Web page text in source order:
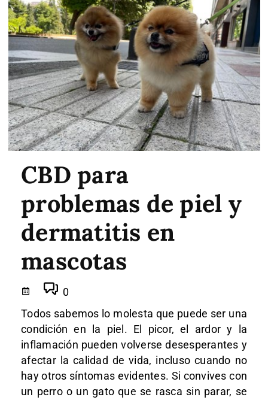
CBD para
problemas de piel y
dermatitis en
mascotas
0
Todos sabemos lo molesta que puede ser una
condición en la piel. El picor, el ardor y la
inflamación pueden volverse desesperantes y
afectar la calidad de vida, incluso cuando no
hay otros síntomas evidentes. Si convives con
un perro o un gato que se rasca sin parar, se